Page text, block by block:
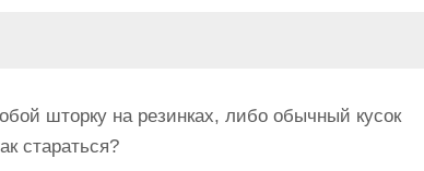
шторку на резинках, либо обычный кусок
стараться?